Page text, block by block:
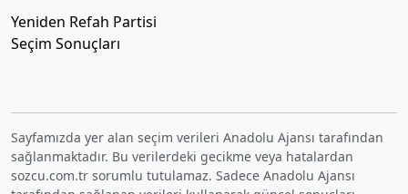
Yeniden Refah Partisi
Seçim Sonuçları
Sayfamızda yer alan seçim verileri Anadolu Ajansı tarafından
sağlanmaktadır. Bu verilerdeki gecikme veya hatalardan
sozcu.com.tr sorumlu tutulamaz. Sadece Anadolu Ajansı